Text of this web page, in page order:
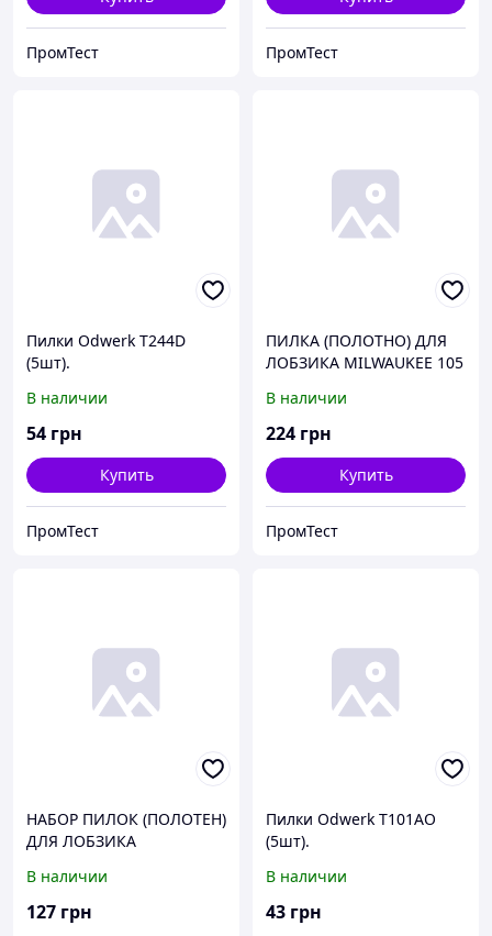
ПромТест ПромТест
Пилки Odwerk T244D
(5шт).
В наличии
54 грн
Купить
ПромТест
ПИЛКА (ПОЛОТНО) ДЛЯ
ЛОБЗИКА MILWAUKEE 105
4932311633).
В наличии
224 грн
Купить
ПромТест
НАБОР ПИЛОК (ПОЛОТЕН)
ДЛЯ ЛОБЗИКА
МЕТАЛЛУ 5 шт (код
4932345825).
В наличии
127 грн
Пилки Odwerk T101AO
(5шт).
В наличии
43 грн